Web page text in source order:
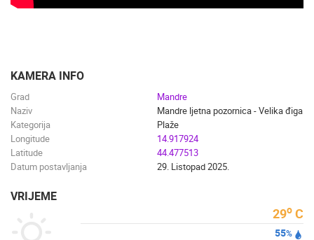
KAMERA INFO
Grad
Mandre
Naziv
Mandre ljetna pozornica - Velika điga
Kategorija
Plaže
Longitude
14.917924
Latitude
44.477513
Datum postavljanja
29. Listopad 2025.
VRIJEME
29o C
55%